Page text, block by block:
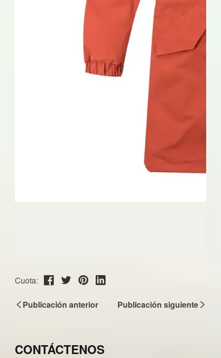
Cuota:
Publicación anterior Publicación siguiente
CONTÁCTENOS